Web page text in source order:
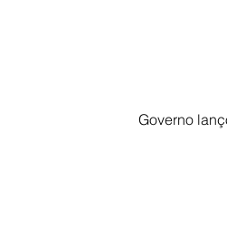
Governo